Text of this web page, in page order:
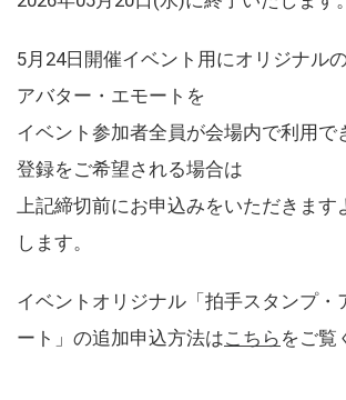
5月24日開催イベント用にオリジナル
アバター・エモートを
イベント参加者全員が会場内で利用で
登録をご希望される場合は
上記締切前にお申込みをいただきます
します。
イベントオリジナル「拍手スタンプ・
ート」の追加申込方法はこちら をご覧